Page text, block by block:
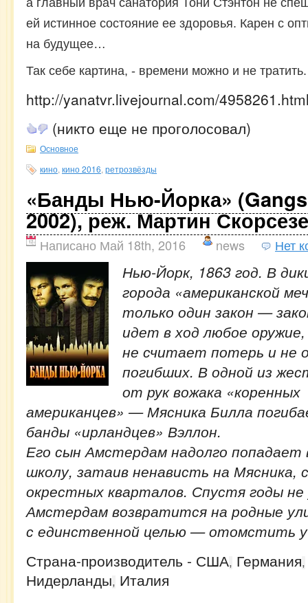
а главный врач санатория Тони Стэнтон не
ей истинное состояние ее здоровья. Карен с
на будущее…
Так себе картина, - времени можно и не тратить.
http://yanatvr.livejournal.com/
(никто еще не проголосовал)
Основное
кино кино 2016 ретрозвёзды
«Банды Нью-Йорка»
2002), реж. Мартин Скорсезе
Написано Май 18th, 2016 news Нет
Нью-Йорк, 1863 год. В
города «американской
только один закон —
идет в ход любое
не считает потерь и не
погибших. В одной из
от рук вожака «коренных
американцев» — Мясника Билла
банды «ирландцев» Вэллон.
Его сын Амстердам надолго попадает
школу, затаив ненависть на Мясника,
окрестных кварталов. Спустя годы не
Амстердам возвратится на родные
с единственной целью — отомстить
Страна-производитель - США, Германия,
Нидерланды, Италия